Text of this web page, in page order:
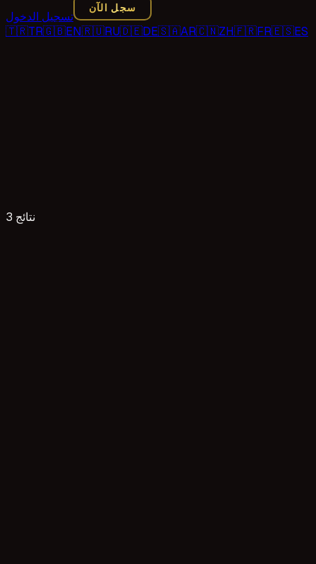
تسجيل الدخول
سجل الآن
🇹🇷TR🇬🇧EN🇷🇺RU🇩🇪DE🇸🇦AR🇨🇳ZH🇫🇷FR🇪🇸ES
3 نتائج